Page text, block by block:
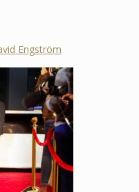
Engström